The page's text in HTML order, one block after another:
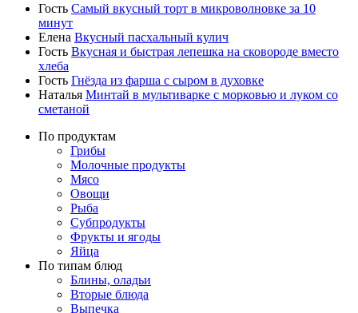
Гость Самый вкусный торт в микроволновке за 10
минут
Елена Вкусный пасхальный кулич
Гость Вкусная и быстрая лепешка на сковороде вместо
хлеба
Гость Гнёзда из фарша с сыром в духовке
Наталья Минтай в мультиварке с морковью и луком со
сметаной
По продуктам
Грибы
Молочные продукты
Мясо
Овощи
Рыба
Субпродукты
Фрукты и ягоды
Яйца
По типам блюд
Блины, оладьи
Вторые блюда
Выпечка